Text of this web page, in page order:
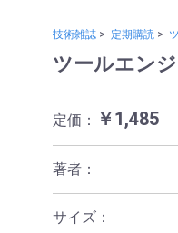
技術雑誌 > 定期購読 >
ツールエン
定価： ￥1,485
著者：
サイズ：